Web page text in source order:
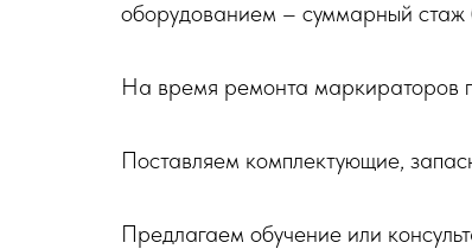
оборудованием – суммарный
На время ремонта маркираторов
Поставляем комплектующие,
Предлагаем обучение или